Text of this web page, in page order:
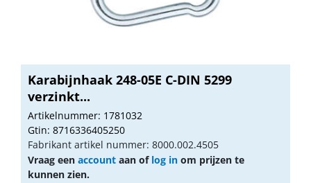
Karabijnhaak 248-05E C-DIN 5299
verzinkt...
Artikelnummer: 1781032
Gtin: 8716336405250
Fabrikant artikel nummer: 8000.002.4505
Vraag een account aan of log in om prijzen te
kunnen zien.